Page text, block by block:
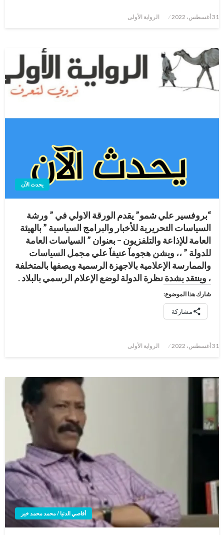
نُشر
31 أغسطس، 2022 الرواية الأولى
يحدث الآن
“بروفسير علي شمو” يقدم الورقة الاولي في ” ورشة
السياسات التحريرية للأخبار والبرامج السياسية ” بالهيئة
العامة للإذاعة والتلفزيون – بعنوان ” السياسات العامة
للدولة ” ،، ويشن هجوماََ عنيفاََ علي مجمل السياسات
والممارسة الإعلامية بالاجهزة الرسمية ويصفها بالمتخلفة
، وينتقد بشدة نظرة الدولة لوضع الإعلام الرسمي بالبلاد .
شارك هذا الموضوع:
مشاركة
نُشر
31 أغسطس، 2022 الرواية الأولى
أقاصي الدنيا / محمد محمد خير